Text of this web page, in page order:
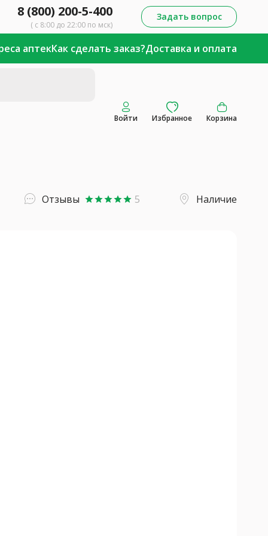
8 (800) 200-5-400
( с 8:00 до 22:00 по мск)
Задать вопрос
аптекКак сделать заказ?Доставка и оплата
Войти Избранное Корзина
Отзывы starstarstarstarstar 5 Наличие